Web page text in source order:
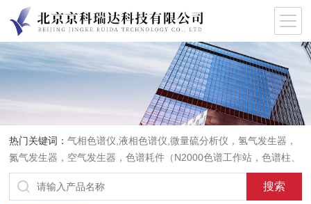
热门关键词：气相色谱仪,液相色谱仪,微量硫分析仪，氢气发生器，
氮气发生器，空气发生器，色谱耗件（N2000色谱工作站，色谱柱、
阀件、进样器、色谱担体），顶空进样器，热解析仪，紫外分光光度
计，原子吸收分光光度计，傅立叶红外光谱仪，分析天平等常规实验